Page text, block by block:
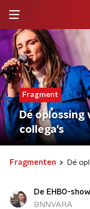
Fragment
Dé
collega's
Fragmenten Dé
De EHBO-show
BNNVARA